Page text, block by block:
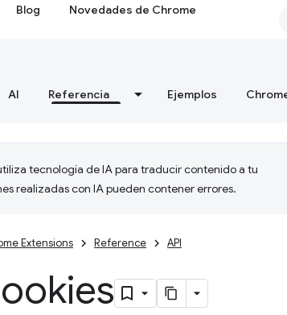
Blog Novedades de Chrome
AI Referencia Ejemplos
tecnología de IA para traducir contenido a tu
realizadas con IA pueden contener errores.
Extensions Reference API